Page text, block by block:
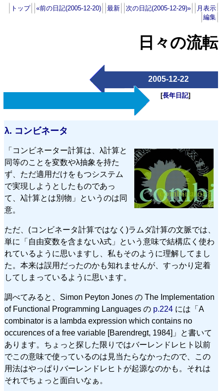
トップ «前の日記(2005-12-20) 最新 次の日記(2005-12-29)»
月表示
編集
日々の流転
2005-12-22
[長年日記]
λ. コンビネータ
「コンビネーター計算は、λ計算と
同等のことを変数やλ抽象を持た
ず、ただ適用だけをもつシステム
で実現しようとしたものであっ
て、λ計算とは別物」というのは同
意。
ただ、(コンビネータ計算ではなく)ラムダ計算の文脈では、
単に「自由変数を含まないλ式」という意味で結構広く使わ
れているように思いますし、私もそのように理解してまし
た。本来は誤用だったのかも知れませんが、すっかり定着
してしまっているように思います。
調べてみると、Simon Peyton Jones の The Implementation
of Functional Programming Languages の p.224 には「A
combinator is a lambda expression which contains no
occurences of a free variable [Barendregt, 1984]」と書いて
あります。ちょっと探した限りではバーレンドレヒト以前
でこの意味で使っているのは見当たらなかったので、この
用法はやっぱりバーレンドレヒトが起源なのかも。それは
それでちょっと面白いなぁ。